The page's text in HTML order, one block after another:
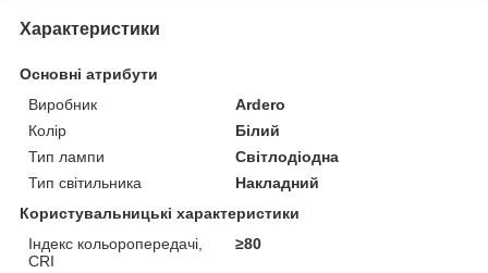
Характеристики
Основні атрибути
Виробник
Ardero
Колір
Білий
Тип лампи
Світлодіодна
Тип світильника
Накладний
Користувальницькі характеристики
Індекс кольоропередачі,
CRI
≥80